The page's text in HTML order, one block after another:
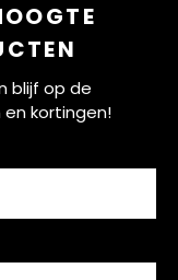
blijf op de
kortingen!